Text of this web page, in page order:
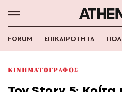
FORUM ΕΠΙΚΑΙΡΟΤΗΤΑ
ΚΙΝΗΜΑΤΟΓΡΑΦΟΣ